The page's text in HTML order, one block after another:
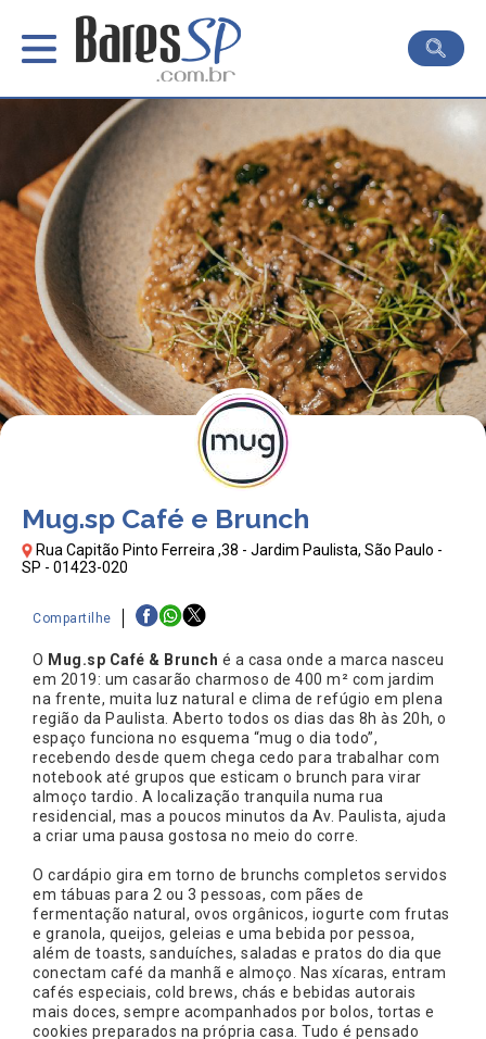
Mug.sp Café e Brunch
Rua Capitão Pinto Ferreira ,38 - Jardim Paulista, São Paulo -
SP - 01423-020
Compartilhe
O Mug.sp Café & Brunch é a casa onde a marca nasceu
em 2019: um casarão charmoso de 400 m² com jardim
na frente, muita luz natural e clima de refúgio em plena
região da Paulista. Aberto todos os dias das 8h às 20h, o
espaço funciona no esquema “mug o dia todo”,
recebendo desde quem chega cedo para trabalhar com
notebook até grupos que esticam o brunch para virar
almoço tardio. A localização tranquila numa rua
residencial, mas a poucos minutos da Av. Paulista, ajuda
a criar uma pausa gostosa no meio do corre.​
O cardápio gira em torno de brunchs completos servidos
em tábuas para 2 ou 3 pessoas, com pães de
fermentação natural, ovos orgânicos, iogurte com frutas
e granola, queijos, geleias e uma bebida por pessoa,
além de toasts, sanduíches, saladas e pratos do dia que
conectam café da manhã e almoço. Nas xícaras, entram
cafés especiais, cold brews, chás e bebidas autorais
mais doces, sempre acompanhados por bolos, tortas e
cookies preparados na própria casa. Tudo é pensado